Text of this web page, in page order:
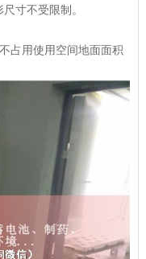
寸不受限制。
占用使用空间地面面积